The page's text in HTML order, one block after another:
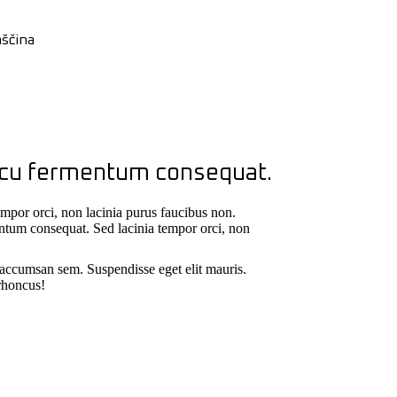
fermentum consequat.
orci, non lacinia purus faucibus non.
consequat. Sed lacinia tempor orci, non
sem. Suspendisse eget elit mauris.